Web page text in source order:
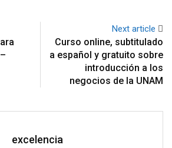
Next article
Curso online, subtitulado
a español y gratuito sobre
introducción a los
negocios de la UNAM
excelencia